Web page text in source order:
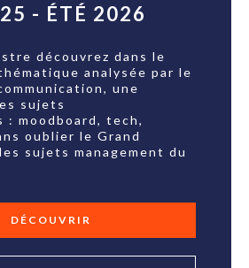
- ÉTÉ 2026
découvrez dans le
analysée par le
une
sujets
moodboard, tech,
oublier le Grand
sujets management du
DÉCOUVRIR